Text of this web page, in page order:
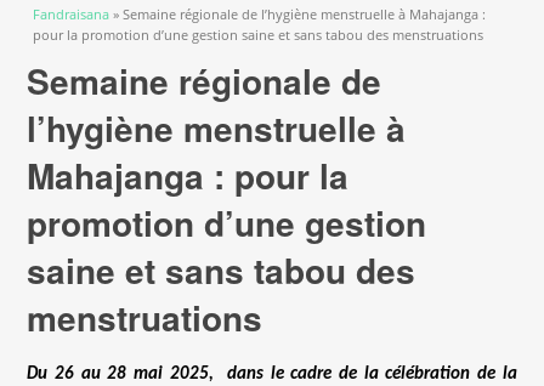
You are here
Fandraisana » Semaine régionale de l’hygiène menstruelle à Mahajanga :
pour la promotion d’une gestion saine et sans tabou des menstruations
Semaine régionale de
l’hygiène menstruelle à
Mahajanga : pour la
promotion d’une gestion
saine et sans tabou des
menstruations
Du 26 au 28 mai 2025, dans le cadre de la célébration de la